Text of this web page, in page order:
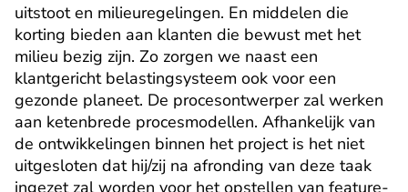
uitstoot en milieuregelingen. En middelen die
korting bieden aan klanten die bewust met het
milieu bezig zijn. Zo zorgen we naast een
klantgericht belastingsysteem ook voor een
gezonde planeet. De procesontwerper zal werken
aan ketenbrede procesmodellen. Afhankelijk van
de ontwikkelingen binnen het project is het niet
uitgesloten dat hij/zij na afronding van deze taak
ingezet zal worden voor het opstellen van feature-